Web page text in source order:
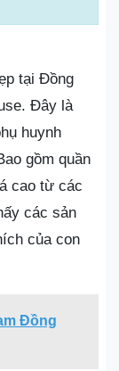
tại Đồng
Đây là
huynh
gồm quần
cao từ các
các sản
của con
Đồng